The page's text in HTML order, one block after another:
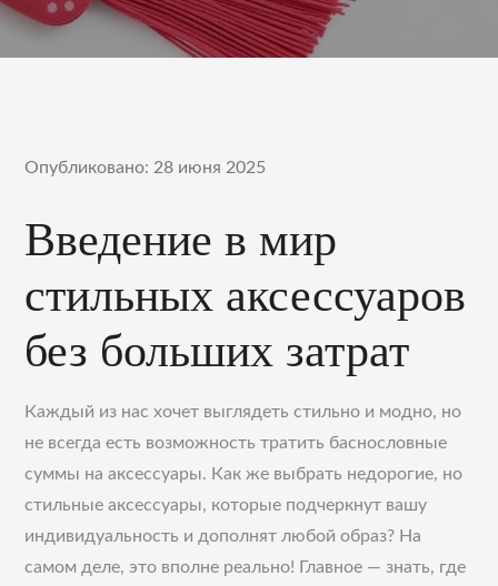
Опубликовано: 28 июня 2025
Введение в мир
стильных аксессуаров
без больших затрат
Каждый из нас хочет выглядеть стильно и модно, но
не всегда есть возможность тратить баснословные
суммы на аксессуары. Как же выбрать недорогие, но
стильные аксессуары, которые подчеркнут вашу
индивидуальность и дополнят любой образ? На
самом деле, это вполне реально! Главное — знать, где